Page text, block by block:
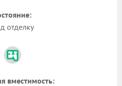
отделку
вместимость: